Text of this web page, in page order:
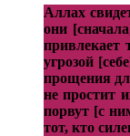
Аллах
они
угрозой
прощения
не простит
порвут [с
тот, кто